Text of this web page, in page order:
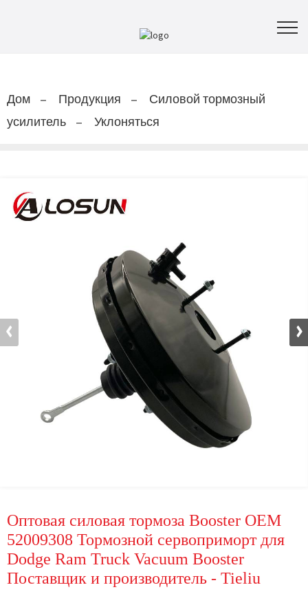
Дом Продукция
Силовой тормозный
усилитель
Уклоняться
Оптовая силовая тормоза Booster OEM
52009308 Тормозной сервоприморт для
Dodge Ram Truck Vacuum Booster
Поставщик и производитель - Tieliu